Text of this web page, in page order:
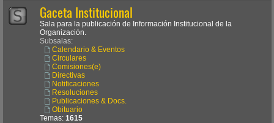
Gaceta Institucional
Sala para la publicación de Información Institucional de la
Organización.
Subsalas:
Calendario & Eventos
Circulares
Comisiones(e)
Directivas
Notificaciones
Resoluciones
Publicaciones & Docs.
Obituario
Temas: 1615